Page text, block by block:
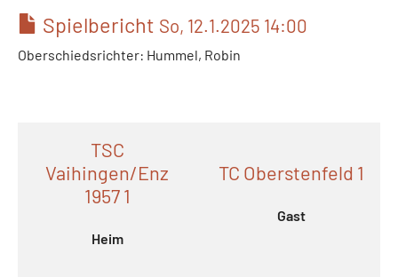
Spielbericht So, 12.1.2025 14:00
Oberschiedsrichter: Hummel, Robin
TSC
Vaihingen/Enz
1957 1
Heim
TC Oberstenfeld 1
Gast